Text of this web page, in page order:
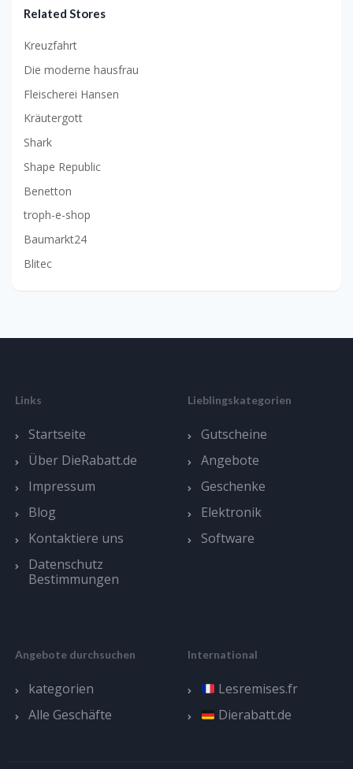
Related Stores
Kreuzfahrt
Die moderne hausfrau
Fleischerei Hansen
Kräutergott
Shark
Shape Republic
Benetton
troph-e-shop
Baumarkt24
Blitec
Links
Startseite
Über DieRabatt.de
Impressum
Blog
Kontaktiere uns
Datenschutz
Bestimmungen
Lieblingskategorien
Gutscheine
Angebote
Geschenke
Elektronik
Software
Angebote durchsuchen
kategorien
Alle Geschäfte
International
Lesremises.fr
Dierabatt.de